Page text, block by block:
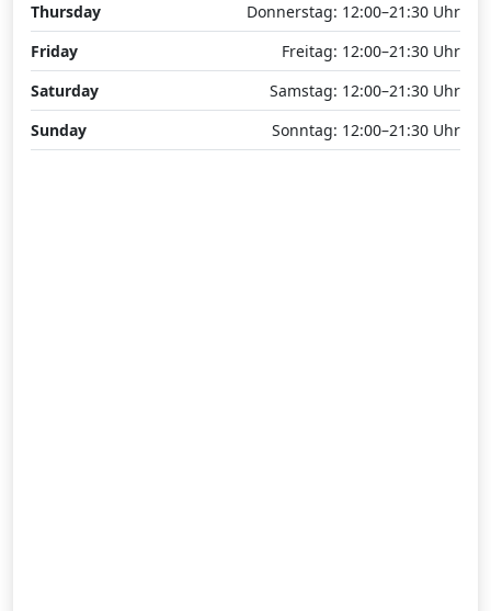
Thursday
Donnerstag: 12:00–21:30 Uhr
Friday
Freitag: 12:00–21:30 Uhr
Saturday
Samstag: 12:00–21:30 Uhr
Sunday
Sonntag: 12:00–21:30 Uhr